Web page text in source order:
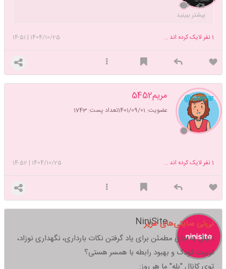
💛🌟
بیشتر ببینید
1404/10/25
|
14:51 1نفر لایک کرده اند ...
مریم5452
عضویت: 1401/09/01 تعداد پست: 1743
@niniyar
1404/10/25
|
14:52 1نفر لایک کرده اند ...
NiniSite
نی‌نی سایتی‌های عزیز
دنبال یه جای مطمئن برای یاد گرفتن نکات بارداری، نگهداری نوزاد،
تربیت کودک و بهبود رابطه با همسر هستی؟